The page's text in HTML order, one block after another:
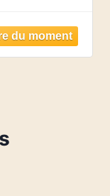
lors de plongée